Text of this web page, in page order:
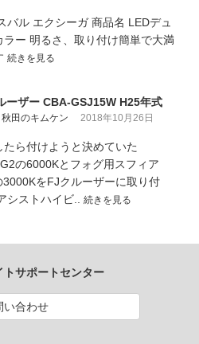
バル エクシーガ 商品名 LEDデュ
ラー 明るさ、取り付け簡単で大満
続きを見る
ーザー CBA-GSJ15W H25年式
田のキムケン 2018年10月26日
たら付けようと決めていた
の6000Kとフォグ用スフィア
3000KをFJクルーザーに取り付
シストハイビ.. 続きを見る
トサポートセンター
い合わせ